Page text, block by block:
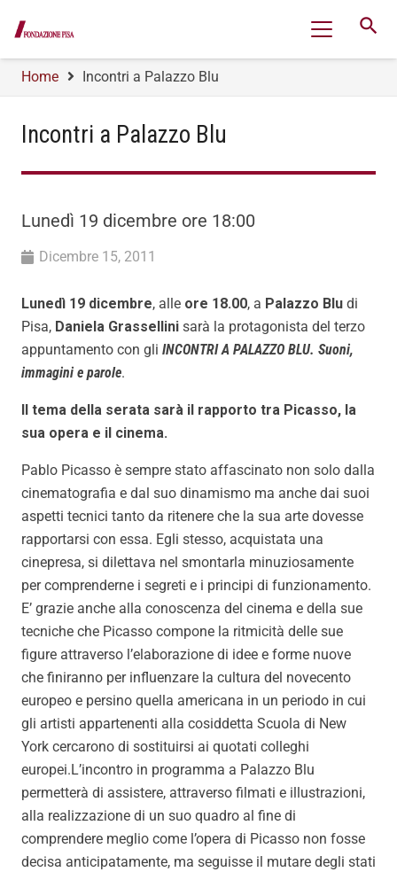
search
Home Incontri a Palazzo Blu
Incontri a Palazzo Blu
Lunedì 19 dicembre ore 18:00
Dicembre 15, 2011
Lunedì 19 dicembre, alle ore 18.00, a Palazzo Blu di
Pisa, Daniela Grassellini sarà la protagonista del terzo
appuntamento con gli INCONTRI A PALAZZO BLU. Suoni,
immagini e parole.
Il tema della serata sarà il rapporto tra Picasso, la
sua opera e il cinema.
Pablo Picasso è sempre stato affascinato non solo dalla
cinematografia e dal suo dinamismo ma anche dai suoi
aspetti tecnici tanto da ritenere che la sua arte dovesse
rapportarsi con essa. Egli stesso, acquistata una
cinepresa, si dilettava nel smontarla minuziosamente
per comprenderne i segreti e i principi di funzionamento.
E’ grazie anche alla conoscenza del cinema e della sue
tecniche che Picasso compone la ritmicità delle sue
figure attraverso l’elaborazione di idee e forme nuove
che finiranno per influenzare la cultura del novecento
europeo e persino quella americana in un periodo in cui
gli artisti appartenenti alla cosiddetta Scuola di New
York cercarono di sostituirsi ai quotati colleghi
europei.L’incontro in programma a Palazzo Blu
permetterà di assistere, attraverso filmati e illustrazioni,
alla realizzazione di un suo quadro al fine di
comprendere meglio come l’opera di Picasso non fosse
decisa anticipatamente, ma seguisse il mutare degli stati